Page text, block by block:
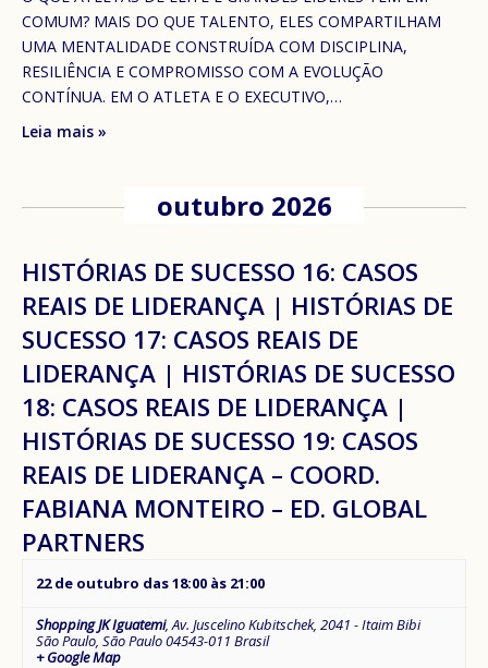
COMUM? MAIS DO QUE TALENTO, ELES COMPARTILHAM
UMA MENTALIDADE CONSTRUÍDA COM DISCIPLINA,
RESILIÊNCIA E COMPROMISSO COM A EVOLUÇÃO
CONTÍNUA. EM O ATLETA E O EXECUTIVO,…
Leia mais »
outubro 2026
HISTÓRIAS DE SUCESSO 16: CASOS
REAIS DE LIDERANÇA | HISTÓRIAS DE
SUCESSO 17: CASOS REAIS DE
LIDERANÇA | HISTÓRIAS DE SUCESSO
18: CASOS REAIS DE LIDERANÇA |
HISTÓRIAS DE SUCESSO 19: CASOS
REAIS DE LIDERANÇA – COORD.
FABIANA MONTEIRO – ED. GLOBAL
PARTNERS
22 de outubro das 18:00 às 21:00
Shopping JK Iguatemi,Av. Juscelino Kubitschek, 2041 - Itaim Bibi
São Paulo, São Paulo04543-011 Brasil
+ Google Map